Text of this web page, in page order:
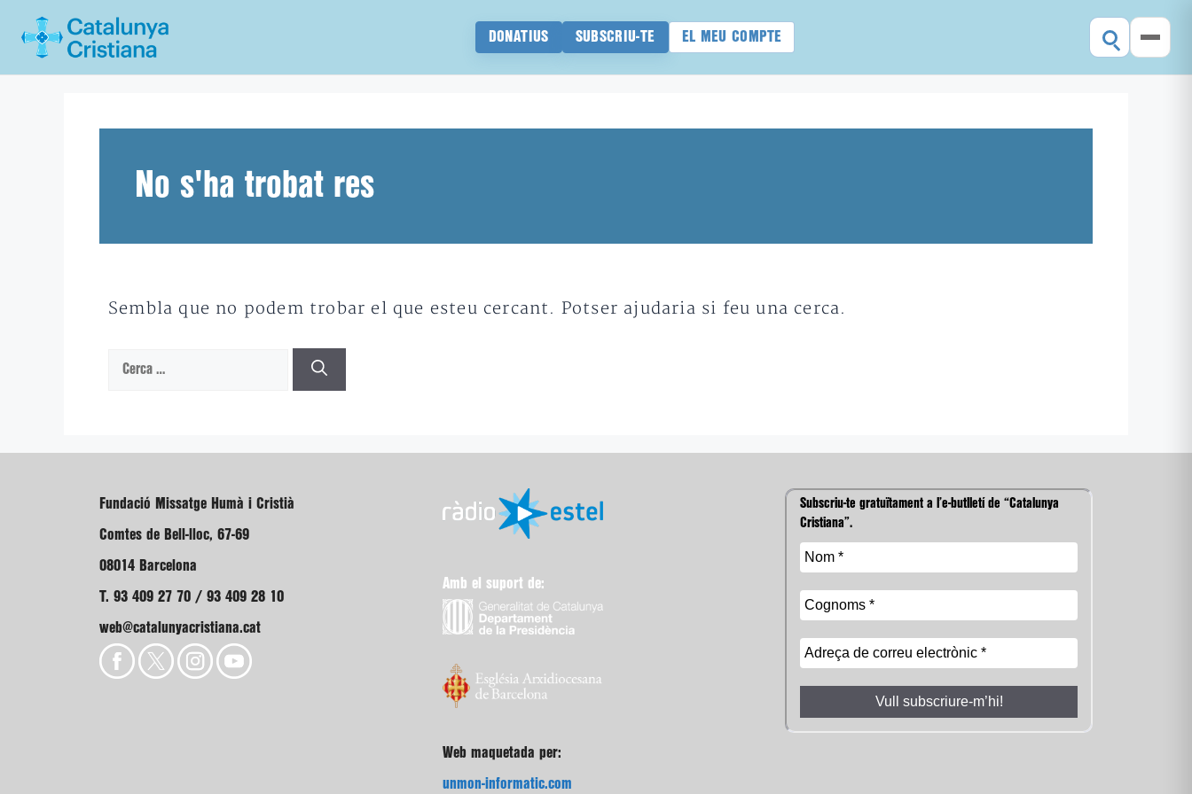
DONATIUS SUBSCRIU-TE EL MEU COMPTE
No s'ha trobat res
Sembla que no podem trobar el que esteu cercant. Potser ajudaria si feu una cerca.
Cerca:
Fundació Missatge Humà i Cristià
Comtes de Bell-lloc, 67-69
08014 Barcelona
T. 93 409 27 70 / 93 409 28 10
web@catalunyacristiana.cat
Amb el suport de:
Web maquetada per:
unmon-informatic.com
Subscriu-te gratuïtament a l’e-butlletí de “Catalunya
Cristiana”.